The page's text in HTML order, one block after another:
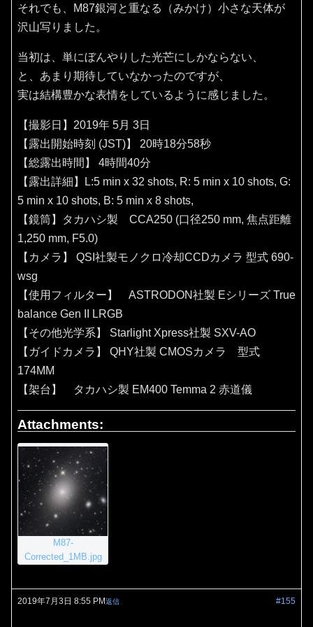
それでも、M87銀河と重なる（みかけ）小さな天体が
沢山写りました。
当初は、単にぼんやりした光芒にしかならない、
と、あまり期待していなかったのですが、
実は結構豊かな表情をしているように感じました。
【撮影日】2019年 5月 3日
【露出開始時刻 (JST)】 20時18分58秒
【総露出時間】 4時間40分
【露出詳細】L:5 min x 32 shots, R: 5 min x 10 shots, G:
5 min x 10 shots, B: 5 min x 8 shots,
【鏡筒】タカハシ製 CCA250 (口径250 mm, 焦点距離
1,250 mm, F5.0)
【カメラ】 QSI社製モノクロ冷却CCDカメラ 型式 690-
wsg
【使用フィルター】 ASTRODON社製 Eシリーズ True
balance Gen II LRGB
【その他光学系】 Starlight Xpress社製 SXV-AO
【ガイドカメラ】 QHY社製 CMOSカメラ 型式
174MM
【架台】 タカハシ製 EM400 Temma 2 赤道儀
Attachments:
M87-
Corrected_1MB.jpg
2019年7月3日 8:55 PM #155
返信